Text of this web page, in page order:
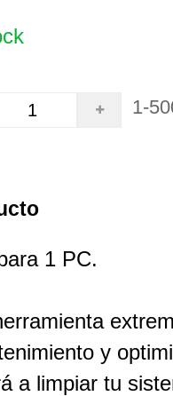
1-
1 PC.
y
a limpiar tu